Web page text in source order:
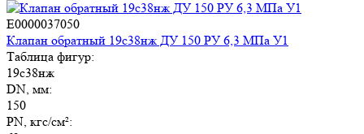
E0000037050
Клапан обратный 19с38нж ДУ 150 РУ 6,3 МПа У1
Таблица фигур:
19с38нж
DN, мм:
150
PN, кгс/см²: